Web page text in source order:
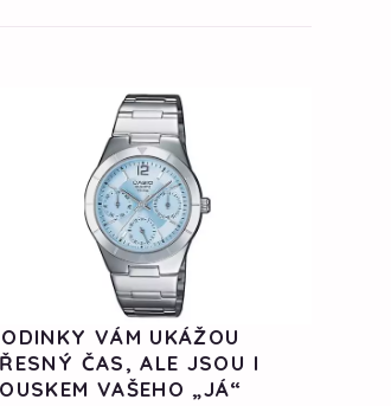
VÁM UKÁŽOU
ČAS, ALE JSOU I
VAŠEHO „JÁ“